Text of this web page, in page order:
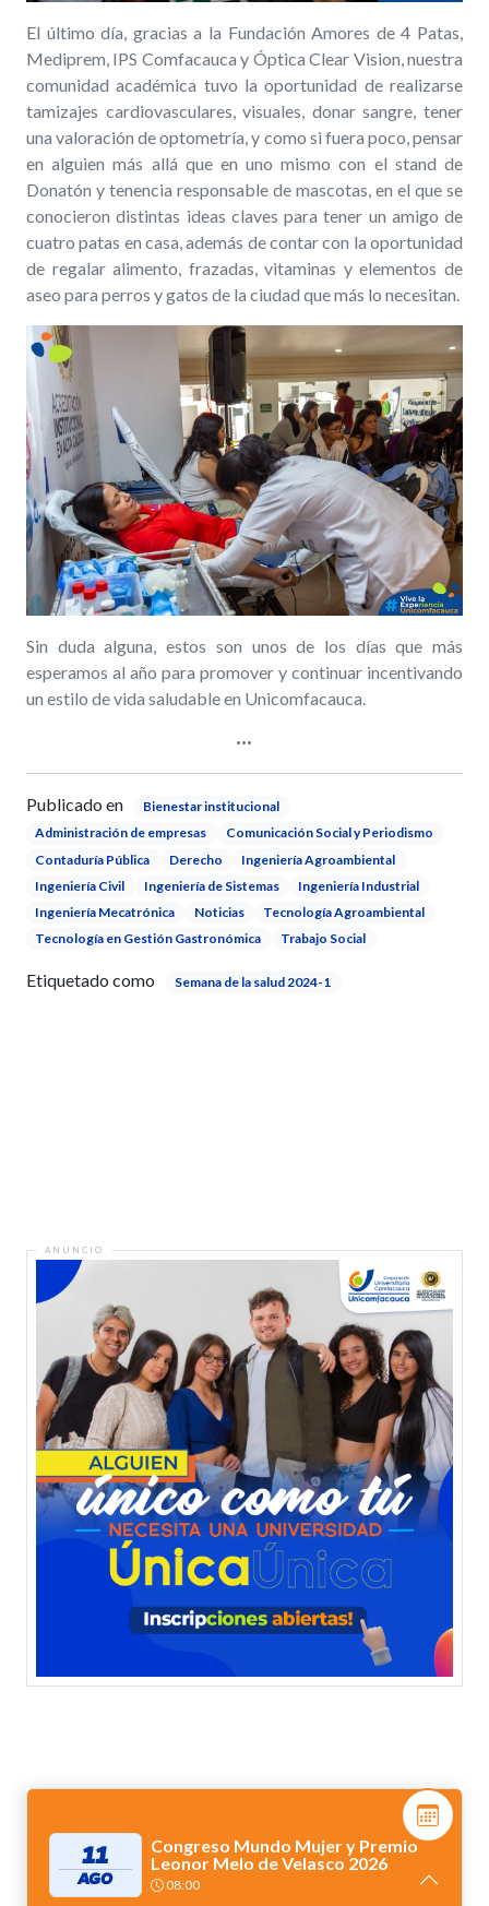
El último día, gracias a la Fundación Amores de 4 Patas,
Mediprem, IPS Comfacauca y Óptica Clear Vision, nuestra
comunidad académica tuvo la oportunidad de realizarse
tamizajes cardiovasculares,visuales , donar sangre, tener
una valoración de optometría, y como si fuera poco, pensar
en alguien más allá que en uno mismo con el stand de
Donatón y tenencia responsable de mascotas, en el que se
conocieron distintas ideas claves para tener un amigo de
cuatro patas en casa, además de contar con la oportunidad
de regalar alimento, frazadas, vitaminas y elementos de
aseo para perros y gatos de la ciudad que más lo necesitan.
Sin duda alguna, estos son unos de los días que más
esperamos al año para promover y continuar incentivando
un estilo de vida saludable en Unicomfacauca.
Publicado en
Bienestar institucional
Administración de empresas
Comunicación Social y Periodismo
Contaduría Pública
Derecho
Ingeniería Agroambiental
Ingeniería Civil
Ingeniería de Sistemas
Ingeniería Industrial
Ingeniería Mecatrónica
Noticias
Tecnología Agroambiental
Tecnología en Gestión Gastronómica
Trabajo Social
Etiquetado como Semana de la salud 2024-1
11
AGO
Congreso Mundo Mujer y Premio
Leonor Melo de Velasco 2026
08:00